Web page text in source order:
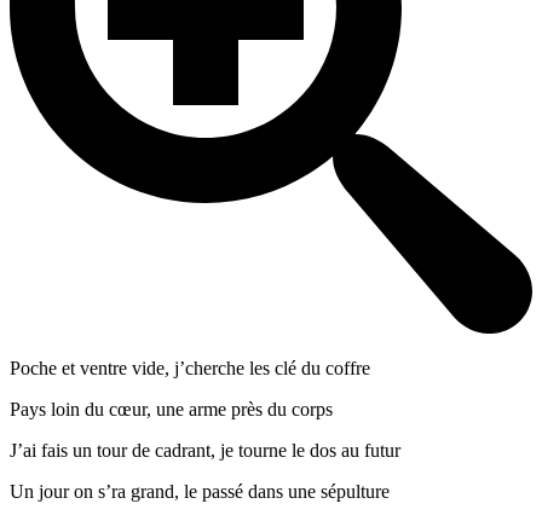
Poche et ventre vide, j’cherche les clé du coffre
Pays loin du cœur, une arme près du corps
J’ai fais un tour de cadrant, je tourne le dos au futur
Un jour on s’ra grand, le passé dans une sépulture